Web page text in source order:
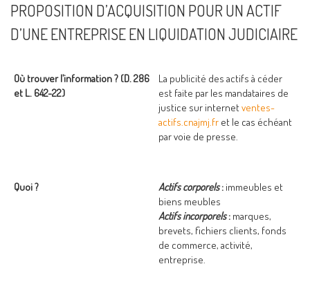
PROPOSITION D’ACQUISITION POUR UN ACTIF
D’UNE ENTREPRISE EN LIQUIDATION JUDICIAIRE
Où trouver l’information ? (D. 286
et L. 642-22)
La publicité des actifs à céder
est faite par les mandataires de
justice sur internetventes-
actifs.cnajmj.fr et le cas échéant
par voie de presse.
Quoi ? Actifs corporels: immeubles et
biens meubles
Actifs incorporels: marques,
brevets, fichiers clients, fonds
de commerce, activité,
entreprise.